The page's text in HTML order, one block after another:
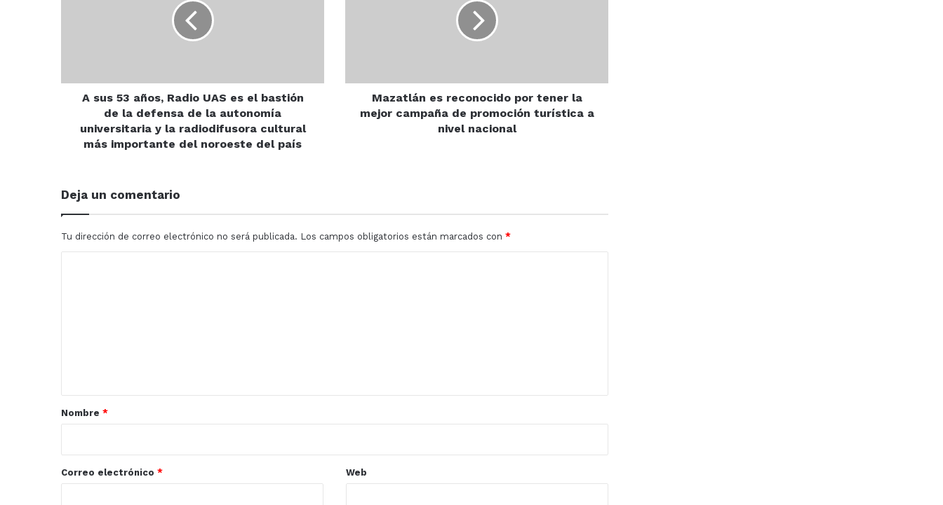
bastión
defensa
y
la
A sus 53 años, Radio UAS es el bastión
de la defensa de la autonomía
universitaria y la radiodifusora cultural
más importante del noroeste del país
de
promoción
turística
Mazatlán es reconocido por tener la
mejor campaña de promoción turística a
nivel nacional
Deja un comentario
Tu dirección de correo electrónico no será publicada. Los campos obligatorios están marcados con *
r
*
Nombre *
Correo electrónico * Web